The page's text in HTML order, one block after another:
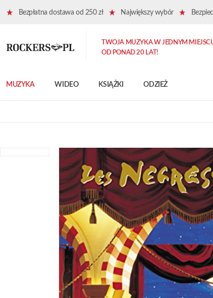
Bezpłatna dostawa od 250 zł Największy wybór
MUZYKA WIDEO KSIĄŻKI ODZIEŻ
TWOJA MUZYKA W JEDNYM
OD PONAD 20 LAT!